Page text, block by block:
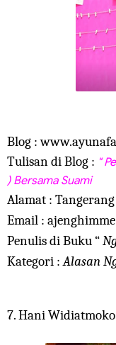
Blog :
Tulisan di Blog : "
) Bersama Suami
Alamat :
Email :
Penulis di Buku “
Kategori :Alasan
7. Hani Widiatmoko